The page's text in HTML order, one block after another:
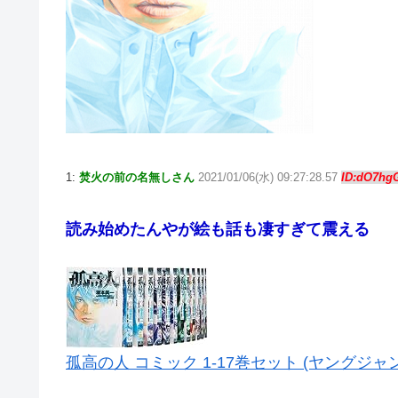
1: 焚火の前の名無しさん 2021/01/06(水) 09:27:28.57
読み始めたんやが絵も話も凄すぎて震える
孤高の人 コミック 1-17巻セット (ヤングジャ